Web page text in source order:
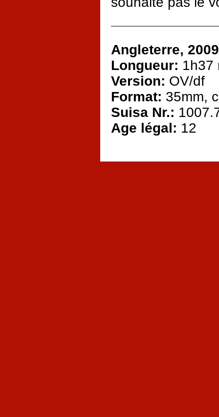
Angleterre, 2009
Longueur: 1h37
Version: OV/df
Format: 35mm,
Suisa Nr.:
Age légal: 12